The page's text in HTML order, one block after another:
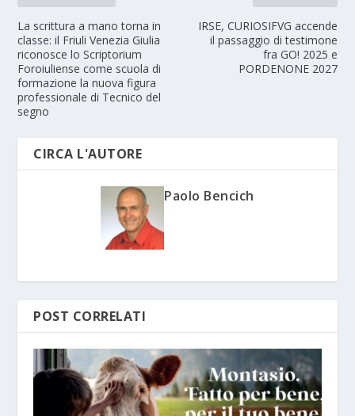
La scrittura a mano torna in
classe: il Friuli Venezia Giulia
riconosce lo Scriptorium
Foroiuliense come scuola di
formazione la nuova figura
professionale di Tecnico del
segno
IRSE, CURIOSIFVG accende
il passaggio di testimone
fra GO! 2025 e
PORDENONE 2027
CIRCA L'AUTORE
Paolo Bencich
POST CORRELATI